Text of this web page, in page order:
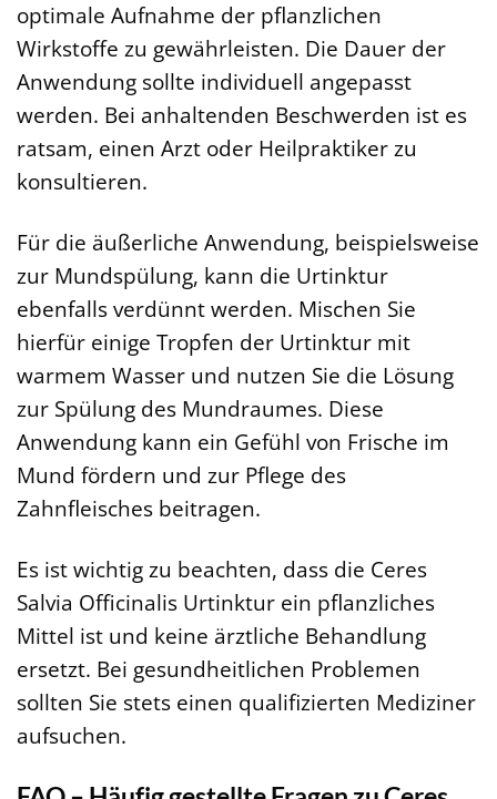
optimale Aufnahme der pflanzlichen
Wirkstoffe zu gewährleisten. Die Dauer der
Anwendung sollte individuell angepasst
werden. Bei anhaltenden Beschwerden ist es
ratsam, einen Arzt oder Heilpraktiker zu
konsultieren.
Für die äußerliche Anwendung, beispielsweise
zur Mundspülung, kann die Urtinktur
ebenfalls verdünnt werden. Mischen Sie
hierfür einige Tropfen der Urtinktur mit
warmem Wasser und nutzen Sie die Lösung
zur Spülung des Mundraumes. Diese
Anwendung kann ein Gefühl von Frische im
Mund fördern und zur Pflege des
Zahnfleisches beitragen.
Es ist wichtig zu beachten, dass die Ceres
Salvia Officinalis Urtinktur ein pflanzliches
Mittel ist und keine ärztliche Behandlung
ersetzt. Bei gesundheitlichen Problemen
sollten Sie stets einen qualifizierten Mediziner
aufsuchen.